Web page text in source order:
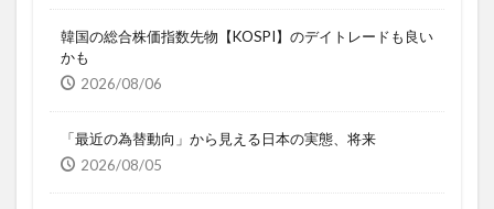
韓国の総合株価指数先物【KOSPI】のデイトレードも良い
かも
2026/08/06
「最近の為替動向」から見える日本の実態、将来
2026/08/05